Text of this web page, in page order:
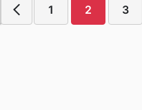
1 2 3